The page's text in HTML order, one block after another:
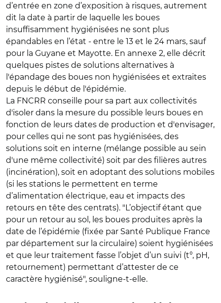
d’entrée en zone d’exposition à risques, autrement
dit la date à partir de laquelle les boues
insuffisamment hygiénisées ne sont plus
épandables en l’état - entre le 13 et le 24 mars, sauf
pour la Guyane et Mayotte. En annexe 2, elle décrit
quelques pistes de solutions alternatives à
l'épandage des boues non hygiénisées et extraites
depuis le début de l'épidémie.
La FNCRR conseille pour sa part aux collectivités
d'isoler dans la mesure du possible leurs boues en
fonction de leurs dates de production et d'envisager,
pour celles qui ne sont pas hygiénisées, des
solutions soit en interne (mélange possible au sein
d'une même collectivité) soit par des filières autres
(incinération), soit en adoptant des solutions mobiles
(si les stations le permettent en terme
d’alimentation électrique, eau et impacts des
retours en tête des centrats). "L’objectif étant que
pour un retour au sol, les boues produites après la
date de l’épidémie (fixée par Santé Publique France
par département sur la circulaire) soient hygiénisées
et que leur traitement fasse l’objet d’un suivi (t°, pH,
retournement) permettant d’attester de ce
caractère hygiénisé", souligne-t-elle.